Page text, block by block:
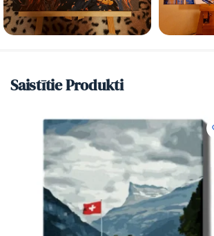
Saistītie Produkti